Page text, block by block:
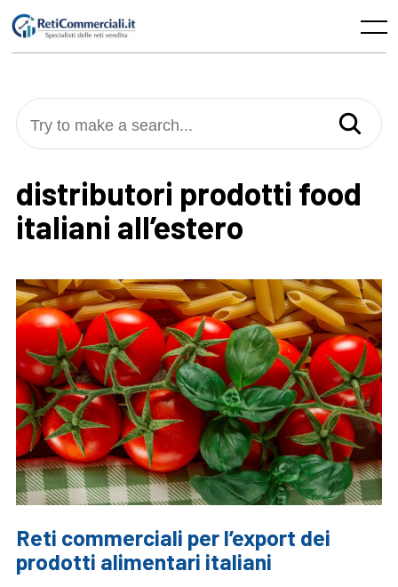
to
content
Menu
Try to make a search...
distributori prodotti food
italiani all’estero
Reti commerciali per l’export dei
prodotti alimentari italiani